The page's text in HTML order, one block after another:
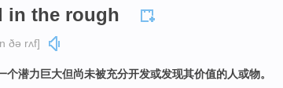
in the rough
ðə rʌf]
个潜力巨大但尚未被充分开发或发现其价值的人或物。